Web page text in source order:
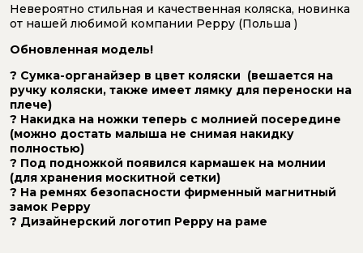
Невероятно стильная и качественная коляска, новинка
от нашей любимой компании Peppy (Польша )
Обновленная модель!
? Сумка-органайзер в цвет коляски (вешается на
ручку коляски, также имеет лямку для переноски на
плече)
? Накидка на ножки теперь с молнией посередине
(можно достать малыша не снимая накидку
полностью)
? Под подножкой появился кармашек на молнии
(для хранения москитной сетки)
? На ремнях безопасности фирменный магнитный
замок Peppy
? Дизайнерский логотип Peppy на раме